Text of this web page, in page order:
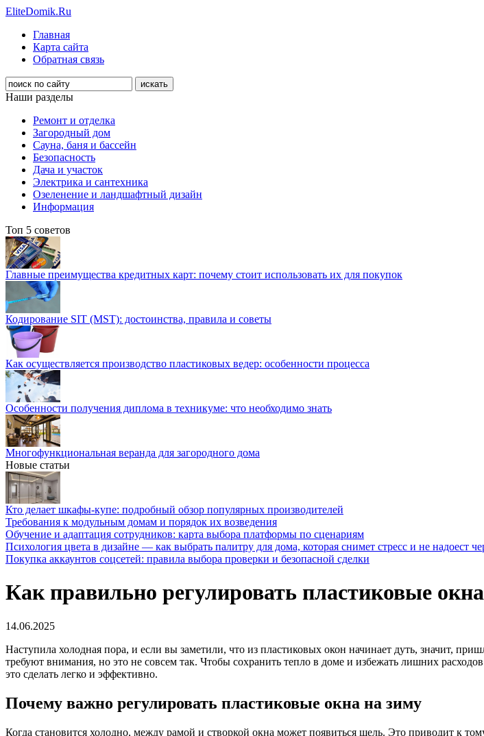
EliteDomik.Ru
Главная
Карта сайта
Обратная связь
Наши разделы
Ремонт и отделка
Загородный дом
Сауна, баня и бассейн
Безопасность
Дача и участок
Электрика и сантехника
Озеленение и ландшафтный дизайн
Информация
Топ 5 советов
Главные преимущества кредитных карт: почему стоит использовать их для покупок
Кодирование SIT (MST): достоинства, правила и советы
Как осуществляется производство пластиковых ведер: особенности процесса
Особенности получения диплома в техникуме: что необходимо знать
Многофункциональная веранда для загородного дома
Новые статьи
Кто делает шкафы-купе: подробный обзор популярных производителей
Требования к модульным домам и порядок их возведения
Обучение и адаптация сотрудников: карта выбора платформы по сценариям
Психология цвета в дизайне — как выбрать палитру для дома, которая снимет стресс и не надоест
Покупка аккаунтов соцсетей: правила выбора проверки и безопасной сделки
Как правильно регулировать пластиковые
14.06.2025
Наступила холодная пора, и если вы заметили, что из пластиковых окон начинает дуть, значит,
требуют внимания, но это не совсем так. Чтобы сохранить тепло в доме и избежать лишних
это сделать легко и эффективно.
Почему важно регулировать пластиковые окна на зиму
Когда становится холодно, между рамой и створкой окна может появиться щель. Это приводит к